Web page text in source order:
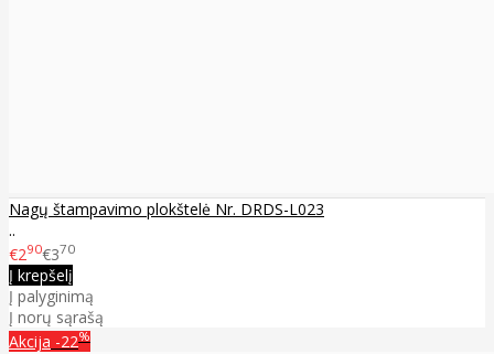
Nagų štampavimo plokštelė Nr. DRDS-L023
..
€290€370
Į krepšelį
Į palyginimą
Į norų sąrašą
Akcija -22%